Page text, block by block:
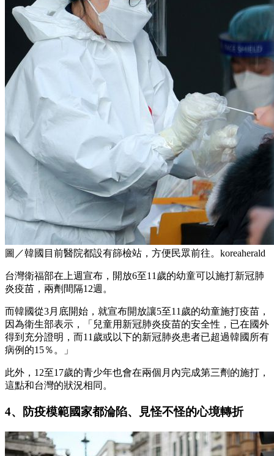
圖／韓國目前醫院都設有篩檢站，方便民眾前往。koreaherald
台灣衛福部在上週宣布，開放6至11歲的幼童可以施打新冠肺
炎疫苗，兩劑間隔12週。
而韓國從3月底開始，就宣布開放讓5至11歲的幼童施打疫苗，
因為衛生部表示，「兒童用新冠肺炎疫苗的安全性，已在國外
得到充分證明，而11歲或以下的新冠肺炎患者已超過韓國所有
病例的15％。」
此外，12至17歲的青少年也會在兩個月內完成第三劑的施打，
這點和台灣的狀況相同。
4、防疫模範國家都淪陷、見怪不怪的心境轉折